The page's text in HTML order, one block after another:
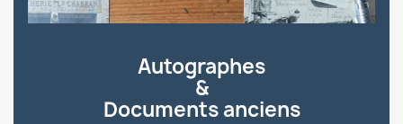
Autographes
&
Documents anciens